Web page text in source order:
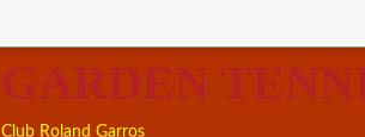
GARDEN
Club Roland Garros